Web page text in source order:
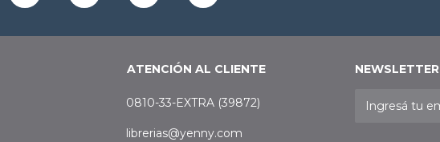
ATENCIÓN AL CLIENTE
0810-33-EXTRA (39872)
librerias@yenny.com
NEWSLETTER